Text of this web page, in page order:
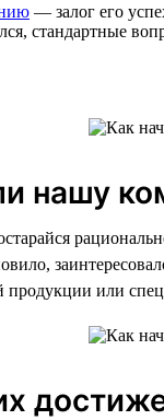
— залог его
стандартные
нашу
продукции или